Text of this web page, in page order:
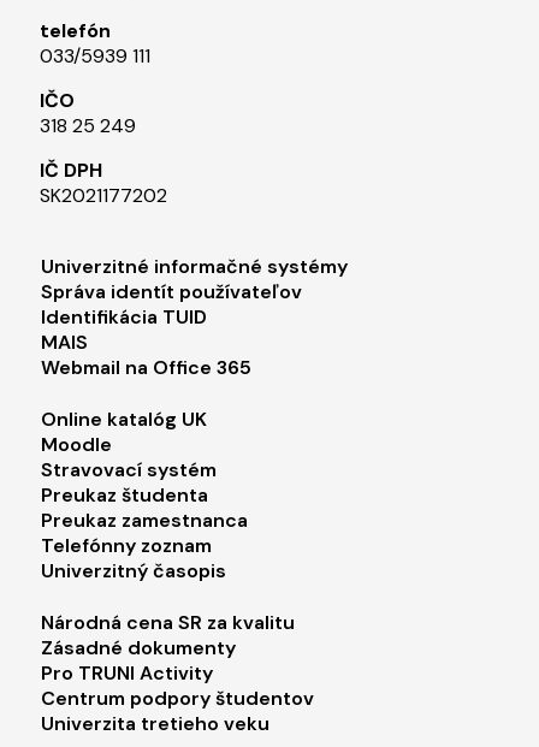
telefón
033/5939 111​
IČO
318 25 249
IČ DPH
SK2021177202​
Footer menu 1
Univerzitné informačné systémy
Správa identít používateľov
Identifikácia TUID
MAIS
Webmail na Office 365
Footer menu 2
Online katalóg UK
Moodle
Stravovací systém
Preukaz študenta
Preukaz zamestnanca
Telefónny zoznam
Univerzitný časopis
Footer menu 3
Národná cena SR za kvalitu
Zásadné dokumenty
Pro TRUNI Activity
Centrum podpory študentov
Univerzita tretieho veku